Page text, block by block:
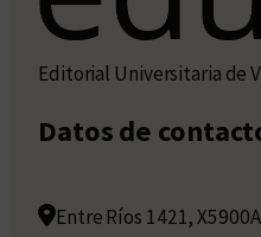
Editorial Universitaria de
Datos de
Entre Ríos 1421,